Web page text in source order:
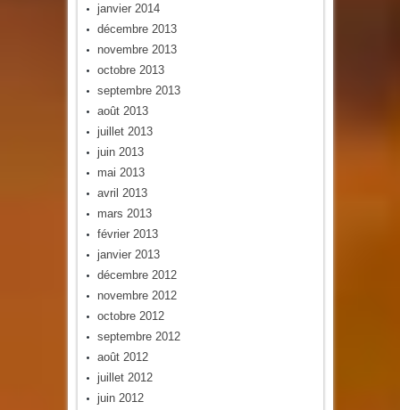
janvier 2014
décembre 2013
novembre 2013
octobre 2013
septembre 2013
août 2013
juillet 2013
juin 2013
mai 2013
avril 2013
mars 2013
février 2013
janvier 2013
décembre 2012
novembre 2012
octobre 2012
septembre 2012
août 2012
juillet 2012
juin 2012